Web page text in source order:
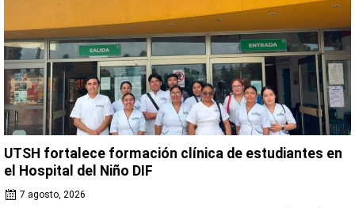
UTSH fortalece formación clínica de estudiantes en
el Hospital del Niño DIF
7 agosto, 2026